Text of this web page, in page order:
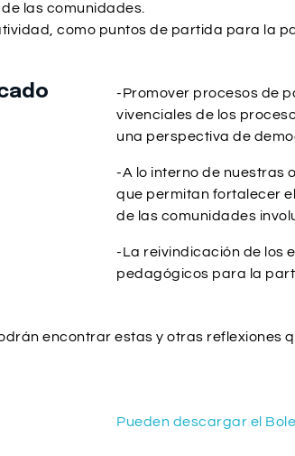
las comunidades.
como puntos de partida para la
-Promover procesos de
vivenciales de los
una perspectiva de
-A lo interno de nuestras
que permitan fortalecer
de las comunidades
-La reivindicación de los
pedagógicos para la
encontrar estas y otras reflexiones
Pueden descargar el